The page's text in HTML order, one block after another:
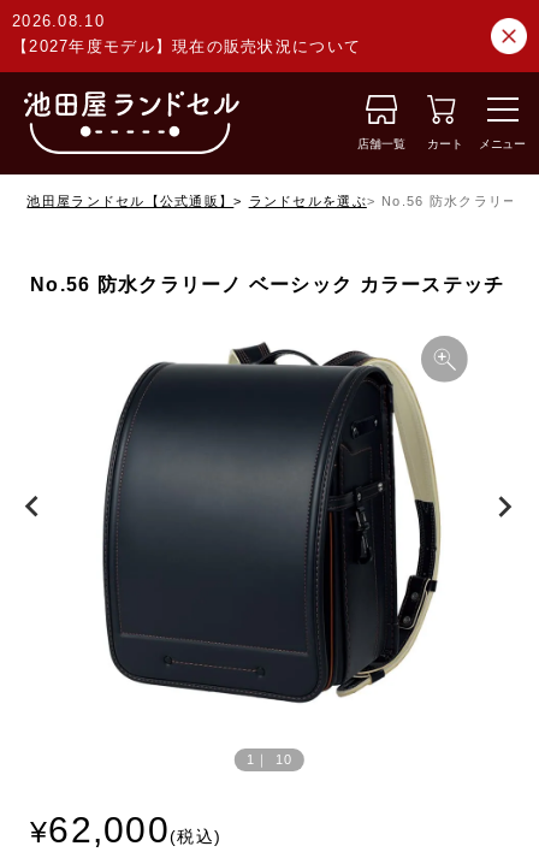
2026.08.10
【2027年度モデル】現在の販売状況について
店舗一覧 カート メニュー
池田屋ランドセル【公式通販】 ランドセルを選ぶ No.56 防水クラリーノ
No.56 防水クラリーノ ベーシック カラーステッチ
1 10
62,000